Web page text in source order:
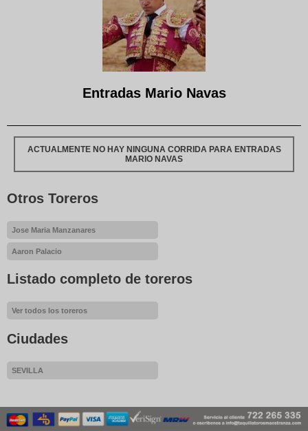
Entradas Mario Navas
ACTUALMENTE NO HAY NINGUNA CORRIDA PARA ENTRADAS
MARIO NAVAS
Otros Toreros
Jose Maria Manzanares
Aaron Palacio
Listado completo de toreros
Ver todos los toreros
Ciudades
SEVILLA